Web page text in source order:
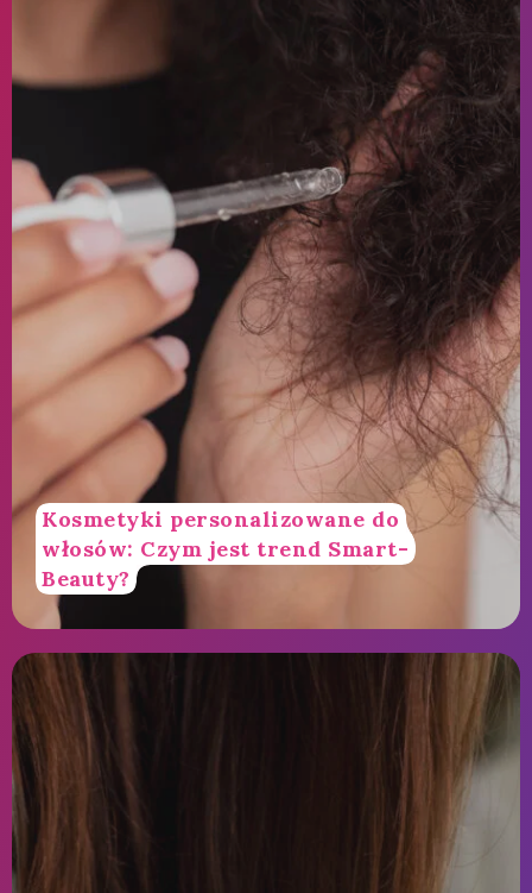
Kosmetyki personalizowane do
włosów: Czym jest trend Smart-
Beauty?